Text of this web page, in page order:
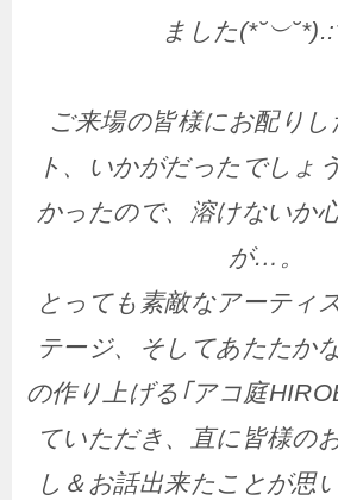
ました
ご来場の皆様にお配り
ト、いかがだったでしょ
かったので、溶けないか
が…。
とっても素敵なアーティ
テージ、そしてあたたか
の作り上げる｢アコ庭
ていただき、直に皆様の
し＆お話出来たことが思